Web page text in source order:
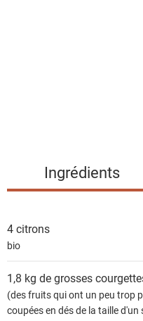
i
e
n
t
s
Ingrédients
4citrons
bio
1,8 kg de grosses
(des fruits qui ont un peu trop
coupées en dés de la taille d'un